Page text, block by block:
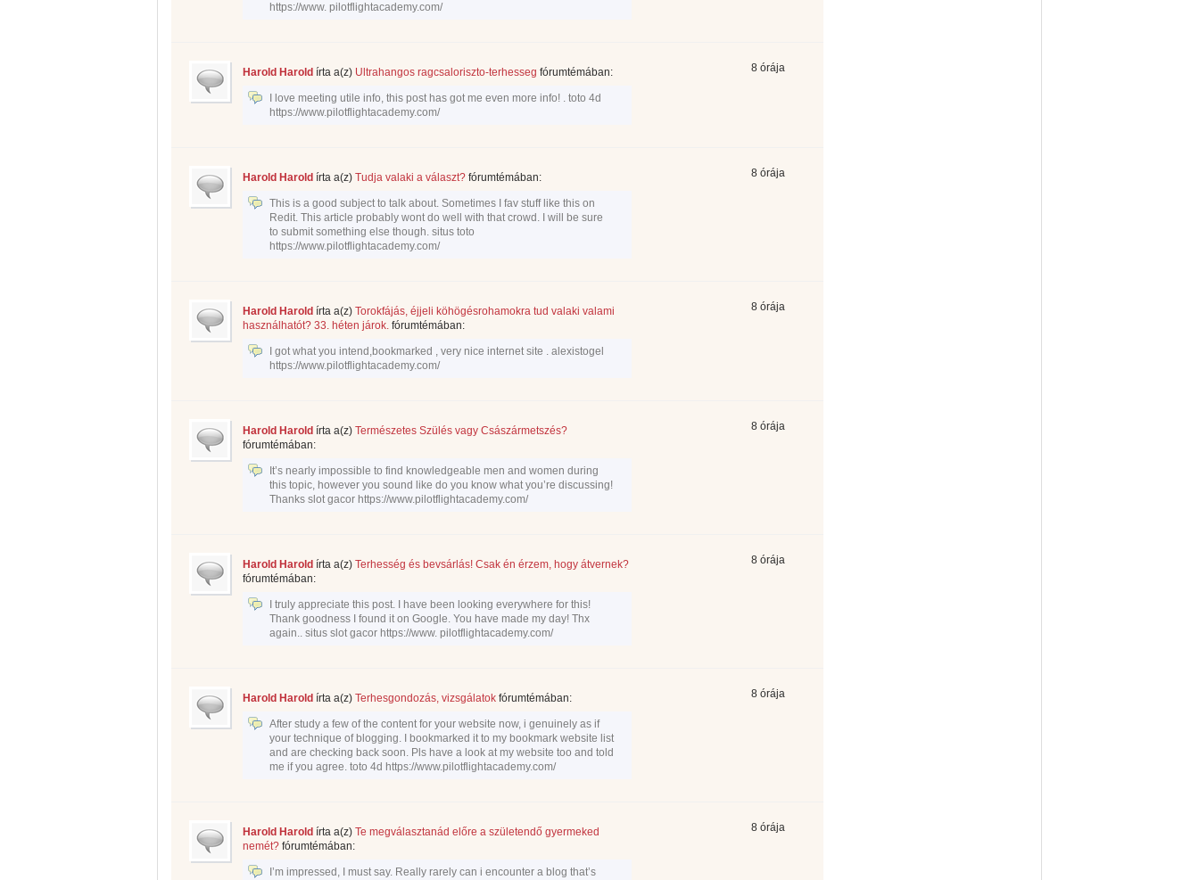
https://www. pilotflightacademy.com/
Harold Harold írta a(z) Ultrahangos ragcsaloriszto-terhesseg fórumtémában:
I love meeting utile info, this post has got me even more info! . toto 4d
https://www.pilotflightacademy.com/
8 órája
Harold Harold írta a(z) Tudja valaki a választ? fórumtémában:
This is a good subject to talk about. Sometimes I fav stuff like this on
Redit. This article probably wont do well with that crowd. I will be sure
to submit something else though. situs toto
https://www.pilotflightacademy.com/
8 órája
Harold Harold írta a(z) Torokfájás, éjjeli köhögésrohamokra tud valaki valami
használhatót? 33. héten járok. fórumtémában:
I got what you intend,bookmarked , very nice internet site . alexistogel
https://www.pilotflightacademy.com/
8 órája
Harold Harold írta a(z) Természetes Szülés vagy Császármetszés?
fórumtémában:
It’s nearly impossible to find knowledgeable men and women during
this topic, however you sound like do you know what you’re discussing!
Thanks slot gacor https://www.pilotflightacademy.com/
8 órája
Harold Harold írta a(z) Terhesség és bevsárlás! Csak én érzem, hogy átvernek?
fórumtémában:
I truly appreciate this post. I have been looking everywhere for this!
Thank goodness I found it on Google. You have made my day! Thx
again.. situs slot gacor https://www. pilotflightacademy.com/
8 órája
Harold Harold írta a(z) Terhesgondozás, vizsgálatok fórumtémában:
After study a few of the content for your website now, i genuinely as if
your technique of blogging. I bookmarked it to my bookmark website list
and are checking back soon. Pls have a look at my website too and told
me if you agree. toto 4d https://www.pilotflightacademy.com/
8 órája
Harold Harold írta a(z) Te megválasztanád előre a születendő gyermeked
nemét? fórumtémában:
I’m impressed, I must say. Really rarely can i encounter a blog that’s
8 órája